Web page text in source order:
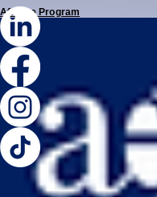
Affiliate Program